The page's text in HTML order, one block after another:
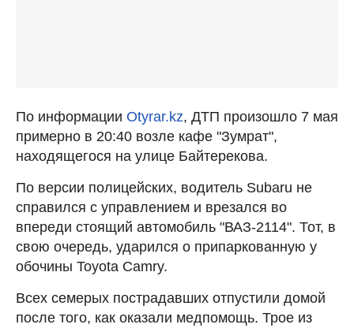
По информации Otyrar.kz, ДТП произошло 7 мая
примерно в 20:40 возле кафе "Зумрат",
находящегося на улице Байтерекова.
По версии полицейских, водитель Subaru не
справился с управлением и врезался во
впереди стоящий автомобиль "ВАЗ-2114". Тот, в
свою очередь, ударился о припаркованную у
обочины Toyota Camry.
Всех семерых пострадавших отпустили домой
после того, как оказали медпомощь. Трое из